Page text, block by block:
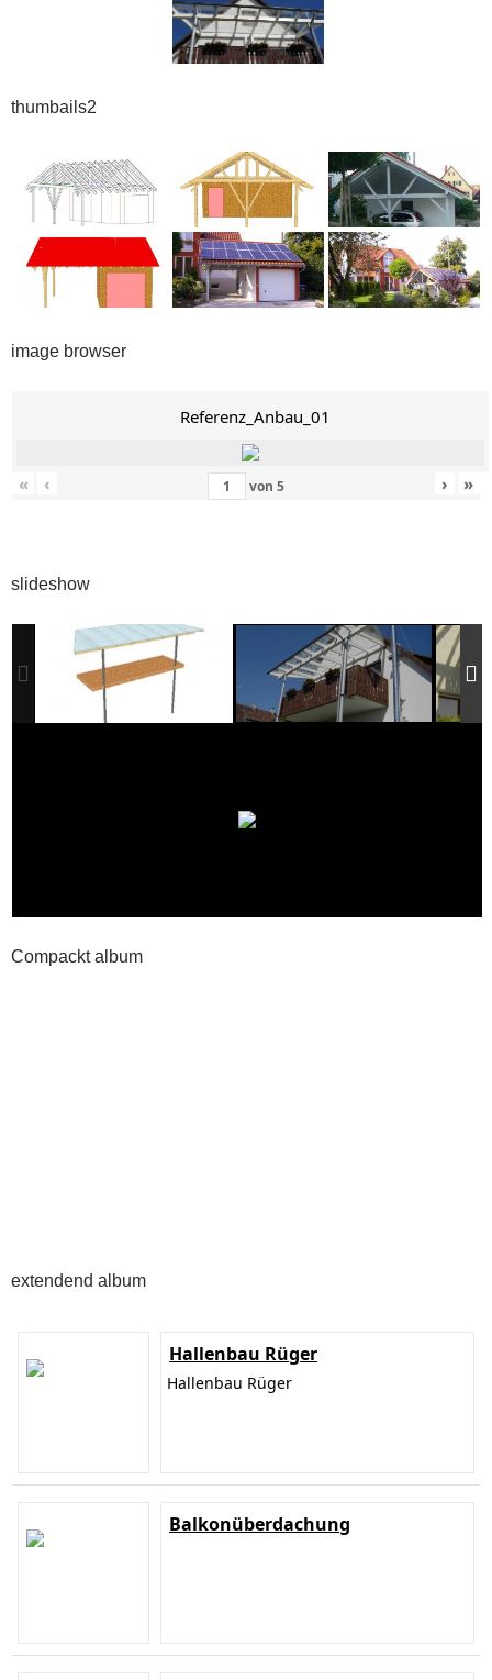
thumbails2
image browser
Referenz_Anbau_01
« ‹ von 5 › »
slideshow
Compackt album
extendend album
Hallenbau Rüger
Hallenbau Rüger
Balkonüberdachung